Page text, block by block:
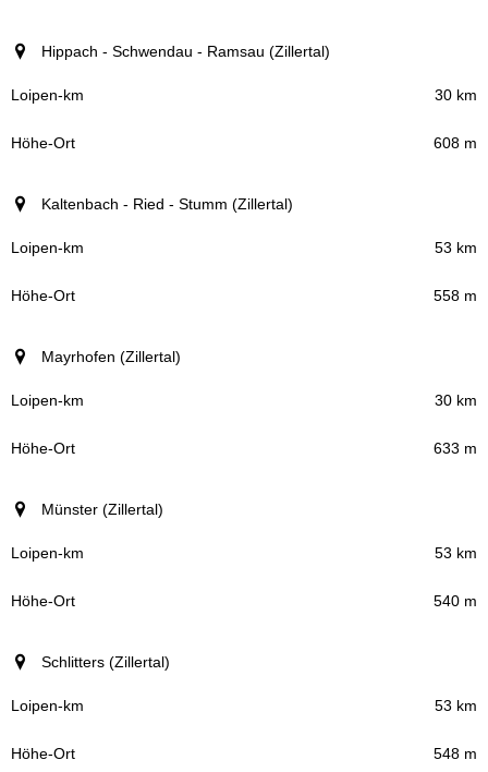
Hippach - Schwendau - Ramsau (Zillertal)
30 km
608 m
Kaltenbach - Ried - Stumm (Zillertal)
53 km
558 m
Mayrhofen (Zillertal)
30 km
633 m
Münster (Zillertal)
53 km
540 m
Schlitters (Zillertal)
53 km
548 m